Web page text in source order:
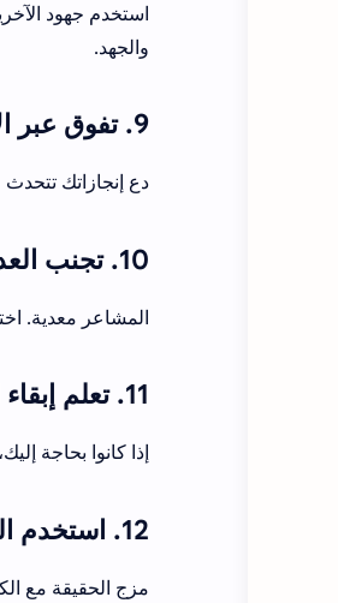
استخدم جهود
والجهد.
9. تفوق عبر الأفعال لا الأقوال
دع إنجازاتك تتحدث
10. تجنب العدوى: ابتعد عن التعساء والفاشلين
المشاعر معدية.
11. تعلم إبقاء الآخرين معتمدين عليك
إذا كانوا بحاجة
12. استخدم الصدق الانتقائي لإرباك خصومك
مزج الحقيقة مع